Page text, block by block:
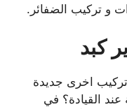
و تركيب الضفائر.
كبد
اخرى جديدة
عند القيادة؟ في